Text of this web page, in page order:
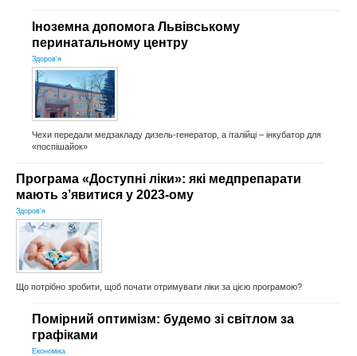
Іноземна допомога Львівському
перинатальному центру
Здоров'я
Чехи передали медзакладу дизель-генератор, а італійці – інкубатор для
«поспішайок»
Програма «Доступні ліки»: які медпрепарати
мають з’явитися у 2023-ому
Здоров'я
Що потрібно зробити, щоб почати отримувати ліки за цією програмою?
Помірний оптимізм: будемо зі світлом за
графіками
Економіка